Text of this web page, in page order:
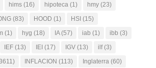
hims (16) hipoteca (1) hmy (23)
(83) HOOD (1) HSI (15)
(1) hyg (18) IA(57) iab (1) ibb (3)
IEF (13) IEI (17) IGV (13) ilf(3)
INFLACION (113) Inglaterra (60)